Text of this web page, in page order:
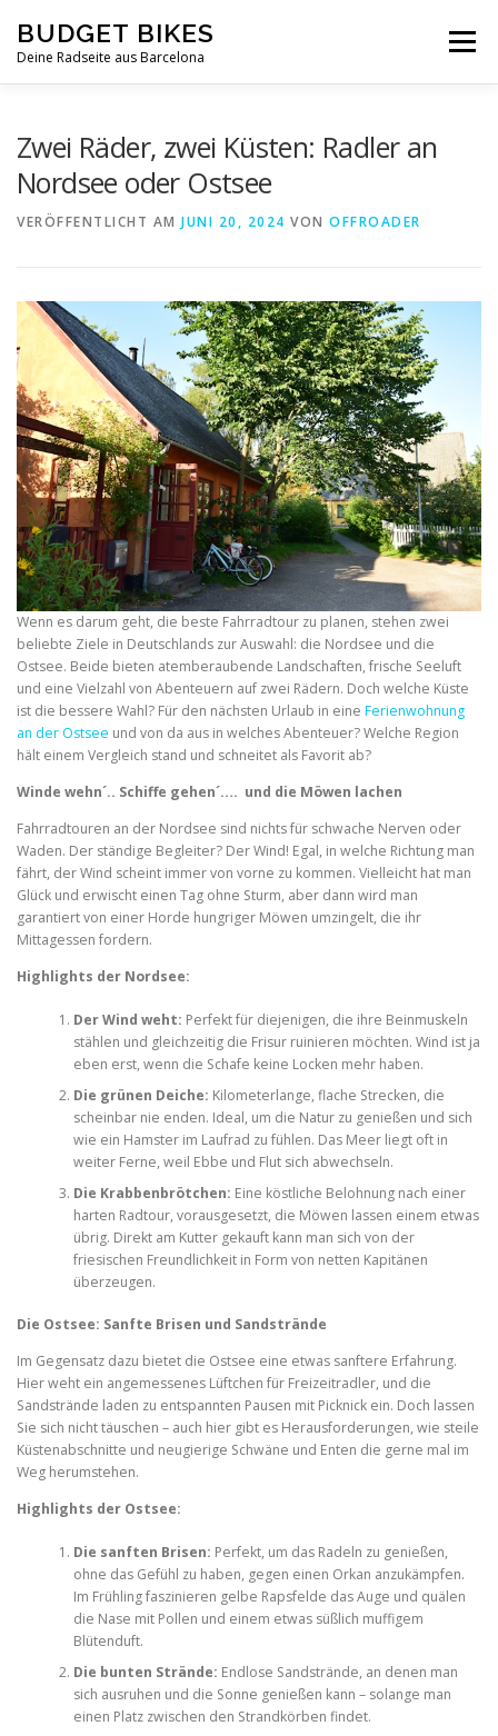
Inhalt
springen
BUDGET BIKES
Deine Radseite aus Barcelona
Menü
Zwei Räder, zwei Küsten: Radler an
Nordsee oder Ostsee
VERÖFFENTLICHT AM JUNI 20, 2024 VON OFFROADER
Wenn es darum geht, die beste Fahrradtour zu planen, stehen zwei
beliebte Ziele in Deutschlands zur Auswahl: die Nordsee und die
Ostsee. Beide bieten atemberaubende Landschaften, frische Seeluft
und eine Vielzahl von Abenteuern auf zwei Rädern. Doch welche Küste
ist die bessere Wahl? Für den nächsten Urlaub in eine Ferienwohnung
an der Ostsee und von da aus in welches Abenteuer? Welche Region
hält einem Vergleich stand und schneitet als Favorit ab?
Winde wehn´.. Schiffe gehen´…. und die Möwen lachen
Fahrradtouren an der Nordsee sind nichts für schwache Nerven oder
Waden. Der ständige Begleiter? Der Wind! Egal, in welche Richtung man
fährt, der Wind scheint immer von vorne zu kommen. Vielleicht hat man
Glück und erwischt einen Tag ohne Sturm, aber dann wird man
garantiert von einer Horde hungriger Möwen umzingelt, die ihr
Mittagessen fordern.
Highlights der Nordsee:
Der Wind weht: Perfekt für diejenigen, die ihre Beinmuskeln
stählen und gleichzeitig die Frisur ruinieren möchten. Wind ist ja
eben erst, wenn die Schafe keine Locken mehr haben.
Die grünen Deiche: Kilometerlange, flache Strecken, die
scheinbar nie enden. Ideal, um die Natur zu genießen und sich
wie ein Hamster im Laufrad zu fühlen. Das Meer liegt oft in
weiter Ferne, weil Ebbe und Flut sich abwechseln.
Die Krabbenbrötchen: Eine köstliche Belohnung nach einer
harten Radtour, vorausgesetzt, die Möwen lassen einem etwas
übrig. Direkt am Kutter gekauft kann man sich von der
friesischen Freundlichkeit in Form von netten Kapitänen
überzeugen.
Die Ostsee: Sanfte Brisen und Sandstrände
Im Gegensatz dazu bietet die Ostsee eine etwas sanftere Erfahrung.
Hier weht ein angemessenes Lüftchen für Freizeitradler, und die
Sandstrände laden zu entspannten Pausen mit Picknick ein. Doch lassen
Sie sich nicht täuschen – auch hier gibt es Herausforderungen, wie steile
Küstenabschnitte und neugierige Schwäne und Enten die gerne mal im
Weg herumstehen.
Highlights der Ostsee:
Die sanften Brisen: Perfekt, um das Radeln zu genießen,
ohne das Gefühl zu haben, gegen einen Orkan anzukämpfen.
Im Frühling faszinieren gelbe Rapsfelde das Auge und quälen
die Nase mit Pollen und einem etwas süßlich muffigem
Blütenduft.
Die bunten Strände: Endlose Sandstrände, an denen man
sich ausruhen und die Sonne genießen kann – solange man
einen Platz zwischen den Strandkörben findet.